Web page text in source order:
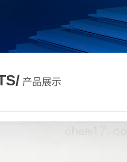
产品展示